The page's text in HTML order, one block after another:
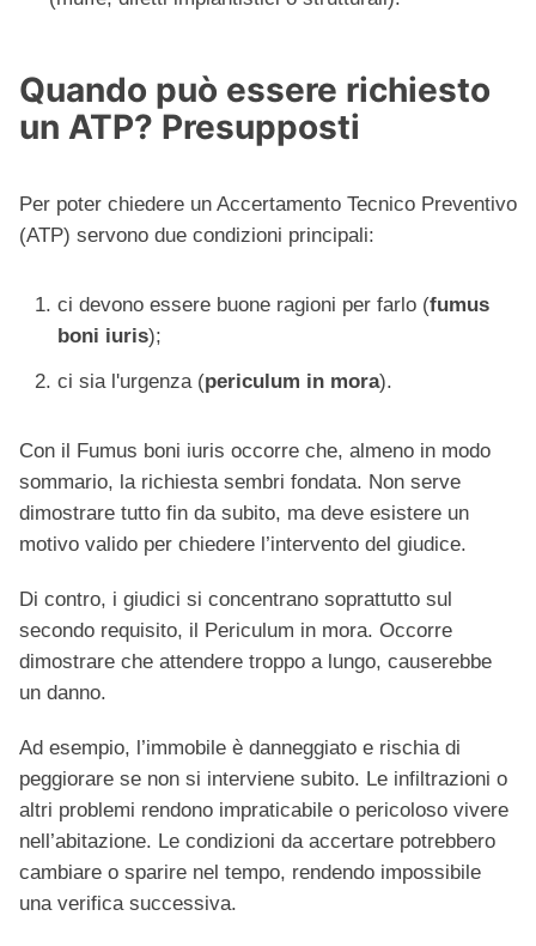
Quando può essere richiesto
un ATP? Presupposti
Per poter chiedere un Accertamento Tecnico Preventivo
(ATP) servono due condizioni principali:
ci devono essere buone ragioni per farlo (fumus
boni iuris);
ci sia l'urgenza (periculum in mora).
Con il Fumus boni iuris occorre che, almeno in modo
sommario, la richiesta sembri fondata. Non serve
dimostrare tutto fin da subito, ma deve esistere un
motivo valido per chiedere l’intervento del giudice.
Di contro, i giudici si concentrano soprattutto sul
secondo requisito, il Periculum in mora. Occorre
dimostrare che attendere troppo a lungo, causerebbe
un danno.
Ad esempio, l’immobile è danneggiato e rischia di
peggiorare se non si interviene subito. Le infiltrazioni o
altri problemi rendono impraticabile o pericoloso vivere
nell’abitazione. Le condizioni da accertare potrebbero
cambiare o sparire nel tempo, rendendo impossibile
una verifica successiva.